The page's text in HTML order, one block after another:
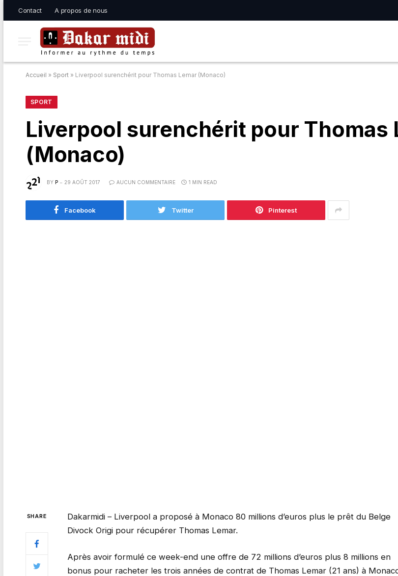
Contact A propos de nous
Accueil » Sport » Liverpool surenchérit pour Thomas Lemar (Monaco)
SPORT
Liverpool surenchérit pour Thomas
(Monaco)
BY P 29 AOÛT 2017 AUCUN COMMENTAIRE 1 MIN READ
Facebook Twitter Pinterest
SHARE
Dakarmidi – Liverpool a proposé à Monaco 80 millions d’euros plus le prêt du Belge
Divock Origi pour récupérer Thomas Lemar.
Après avoir formulé ce week-end une offre de 72 millions d’euros plus 8 millions en
bonus pour racheter les trois années de contrat de Thomas Lemar (21 ans) à